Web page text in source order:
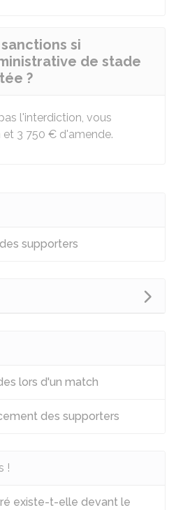
si
de stade
?
l'interdiction, vous
et 3 750 € d'amende.
supporters
lors d'un match
des supporters
!
existe-t-elle devant le